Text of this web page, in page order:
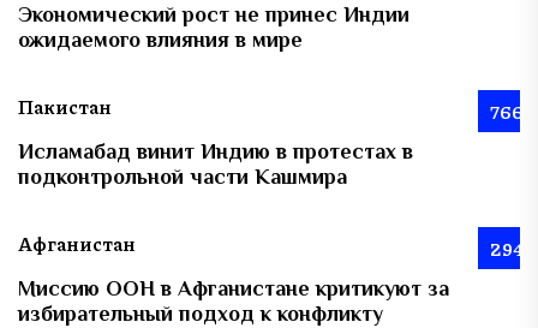
Экономический рост не принес Индии
ожидаемого влияния в мире
Пакистан 766
Исламабад винит Индию в протестах в
подконтрольной части Кашмира
Афганистан 294
Миссию ООН в Афганистане критикуют за
избирательный подход к конфликту